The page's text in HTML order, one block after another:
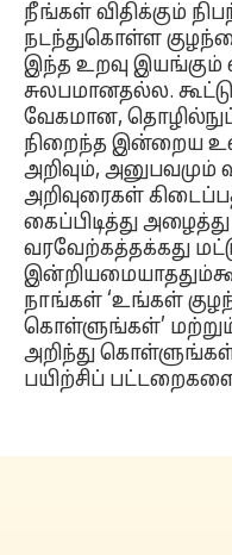
நீங்கள் விதிக்கும்
நடந்துகொள்ள
இந்த உறவு இயங்கும்
சுலபமானதல்ல.
வேகமான,
நிறைந்த இன்றைய
அறிவும்,
அறிவுரைகள்
கைப்பிடித்து
வரவேற்கத்தக்கது
நாங்கள் ‘உங்கள்
கொள்ளுங்கள்’
அறிந்து
பயிற்சிப்